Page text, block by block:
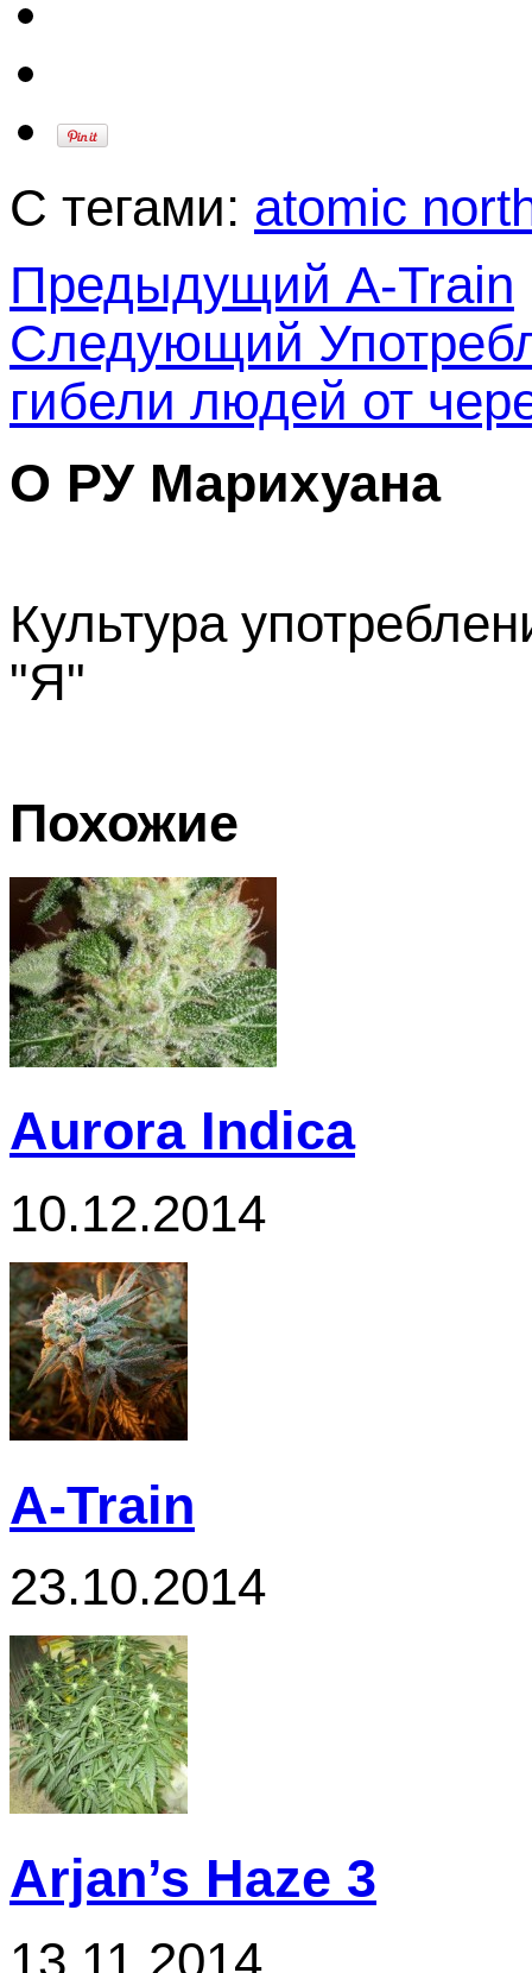
С тегами: atomic
Предыдущий A-Train
Следующий
гибели людей от
О РУ Марихуана
Культура
"Я"
Похожие
Aurora Indica
10.12.2014
A-Train
23.10.2014
Arjan’s Haze 3
13.11.2014